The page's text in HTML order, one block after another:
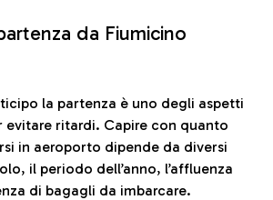
da Fiumicino
la partenza è uno degli aspetti
evitare ritardi. Capire con quanto
in aeroporto dipende da diversi
il periodo dell’anno, l’affluenza
di bagagli da imbarcare.